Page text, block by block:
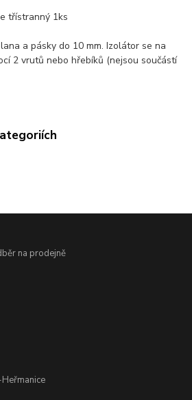
třístranný 1ks
a pásky do 10 mm. Izolátor se na
2 vrutů nebo hřebíků (nejsou součástí
na prodejně